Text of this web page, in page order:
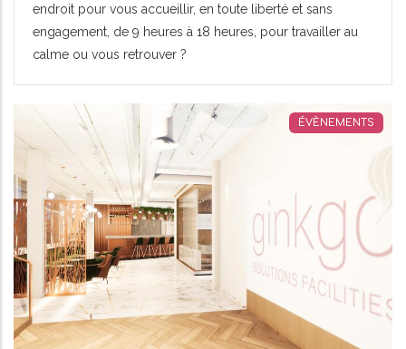
endroit pour vous accueillir, en toute liberté et sans
engagement, de 9 heures à 18 heures, pour travailler au
calme ou vous retrouver ?
ÉVÈNEMENTS